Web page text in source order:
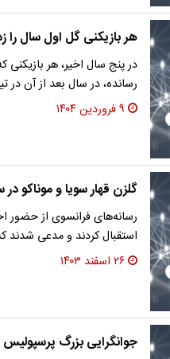
هر بازیکنی گل اول سال را
در پنج سال اخیر، هر بازیکنی
رسانده، در سال بعد از آن
۹ فروردین ۱۴۰۴
گلزن قهار سویا و موناکو
رسانه‌های فرانسوی از حضور
استقبال کردند و مدعی شدند
۲۶ اسفند ۱۴۰۳
جوانگرایی بزرگ